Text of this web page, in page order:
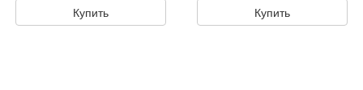
Купить Купить